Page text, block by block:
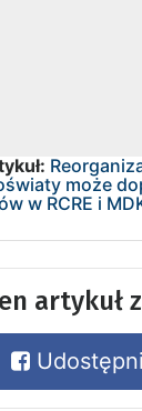
może
w RCRE i
artykuł